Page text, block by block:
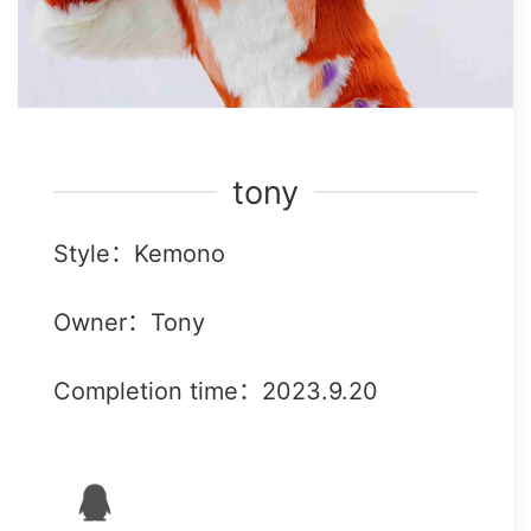
tony
Style：Kemono
Owner：Tony
Completion time：2023.9.20